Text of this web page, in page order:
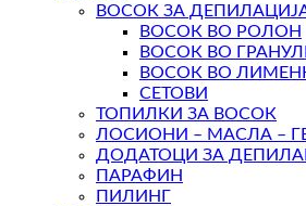
ВОСОК ЗА
ВОСОК ВО РОЛОН
ВОСОК ВО
ВОСОК ВО
СЕТОВИ
ТОПИЛКИ ЗА ВОСОК
ЛОСИОНИ – МАСЛА –
ДОДАТОЦИ ЗА
ПАРАФИН
ПИЛИНГ